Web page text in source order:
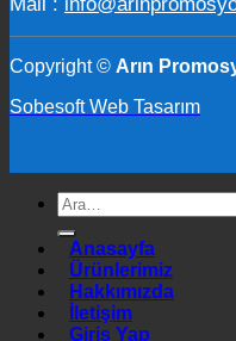
Mail :
Copyright © Arın
Sobesoft Web Tasarım
Ara:
Anasayfa
Ürünlerimiz
Hakkımızda
İletişim
Giriş Yap